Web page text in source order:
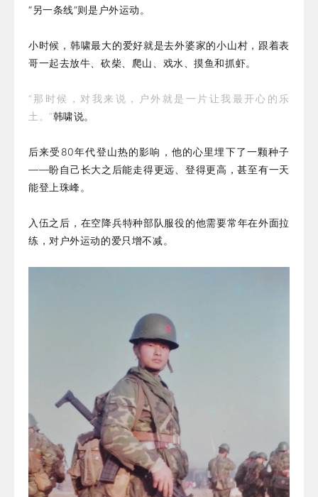
“另一条线”则是户外运动。
小时候，韩啸最大的爱好就是去外婆家的小山村，跟着表
哥一起去放牛、砍柴、爬山、戏水、摸鱼和抓虾。
“那时候，对我来说，户外就是一片让我最开心的乐
土。”韩啸说。
后来受80年代登山热的影响，他的心里埋下了一颗种子
——盼自己长大之后能走得更远、登得更高，甚至有一天
能登上珠峰。
入伍之后，在空降兵特种部队服役的他需要常年在外面拉
练，对户外运动的爱只增不减。